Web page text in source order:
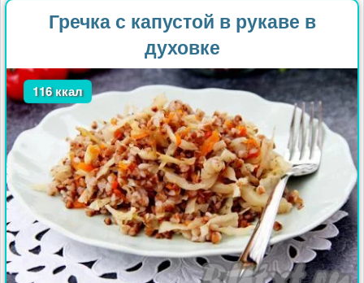
Гречка с капустой в рукаве в
духовке
116 ккал